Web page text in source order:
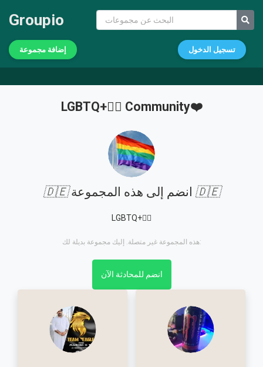
Groupio
إضافة مجموعة تسجيل الدخول
LGBTQ+🏳️‍🌈 Community❤️
🇩🇪 🇩🇪
LGBTQ+🏳️‍🌈
هذه المجموعة غير متصلة. إليك مجموعة بديلة لك:
انضم للمحادثة الآن